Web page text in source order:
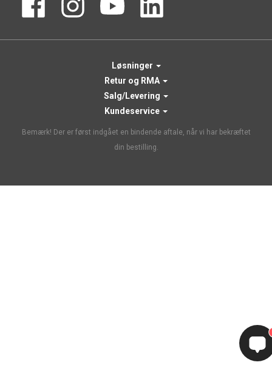
Løsninger
Retur og RMA
Salg/Levering
Kundeservice
Bemærk! Der er først indgået en bindende aftale, når vi har bekræftet
din bestilling.